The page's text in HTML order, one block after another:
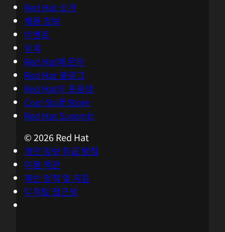
Red Hat 소개
채용 정보
이벤트
위치
Red Hat에 문의
Red Hat 블로그
Red Hat의 포용성
Cool Stuff Store
Red Hat Summit
© 2026 Red Hat
개인 정보 취급 방침
이용 약관
제반 정책 및 지침
디지털 접근성